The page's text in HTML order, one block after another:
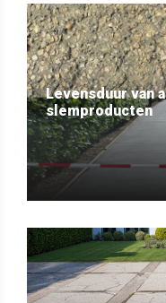
Levensduur van
slemproducten